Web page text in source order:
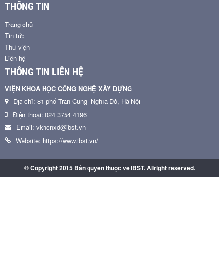
THÔNG TIN
Trang chủ
Tin tức
Thư viện
Liên hệ
THÔNG TIN LIÊN HỆ
VIỆN KHOA HỌC CÔNG NGHỆ XÂY DỰNG
Địa chỉ: 81 phố Trần Cung, Nghĩa Đô, Hà Nội
Điện thoại: 024 3754 4196
Email: vkhcnxd@ibst.vn
Website: https://www.ibst.vn/
© Copyright 2015 Bản quyền thuộc về IBST. Allright reserved.